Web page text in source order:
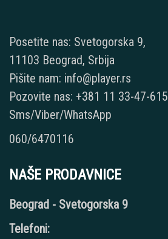
Posetite nas: Svetogorska 9,
11103 Beograd, Srbija
Pišite nam: info@player.rs
Pozovite nas: +381 11 33-47-615
Sms/Viber/WhatsApp
060/6470116
NAŠE PRODAVNICE
Beograd - Svetogorska 9
Telefoni: